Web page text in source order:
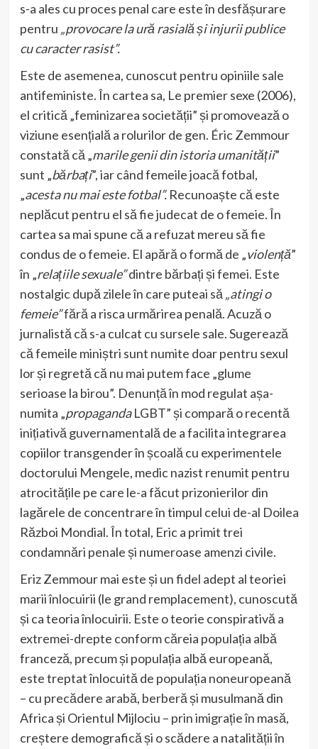
s-a ales cu proces penal care este în desfășurare
pentru „provocare la ură rasială și injurii publice
cu caracter rasist”.
Este de asemenea, cunoscut pentru opiniile sale
antifeministe. În cartea sa, Le premier sexe (2006),
el critică „feminizarea societății” și promovează o
viziune esențială a rolurilor de gen. Éric Zemmour
constată că „marile genii din istoria umanității”
sunt „bărbați”, iar când femeile joacă fotbal,
„acesta nu mai este fotbal”.Recunoaște că este
neplăcut pentru el să fie judecat de o femeie. În
cartea sa mai spune că a refuzat mereu să fie
condus de o femeie. El apără o formă de „violență”
în „relațiile sexuale”dintre bărbați și femei. Este
nostalgic după zilele în care puteai să„atingi o
femeie”fără a risca urmărirea penală. Acuză o
jurnalistă că s-a culcat cu sursele sale. Sugerează
că femeile miniștri sunt numite doar pentru sexul
lor și regretă că nu mai putem face „glume
serioase la birou”. Denunță în mod regulat așa-
numita „propagandaLGBT” și compară o recentă
inițiativă guvernamentală de a facilita integrarea
copiilor transgender în școală cu experimentele
doctorului Mengele, medic nazist renumit pentru
atrocitățile pe care le-a făcut prizonierilor din
lagărele de concentrare în timpul celui de-al Doilea
Război Mondial. În total, Eric a primit trei
condamnări penale și numeroase amenzi civile.
Eriz Zemmour mai este și un fidel adept al teoriei
marii înlocuirii (le grand remplacement), cunoscută
și ca teoria înlocuirii. Este o teorie conspirativă a
extremei-drepte conform căreia populația albă
franceză, precum și populația albă europeană,
este treptat înlocuită de populația noneuropeană
– cu precădere arabă, berberă și musulmană din
Africa și Orientul Mijlociu – prin imigrație în masă,
creștere demografică și o scădere a natalității în